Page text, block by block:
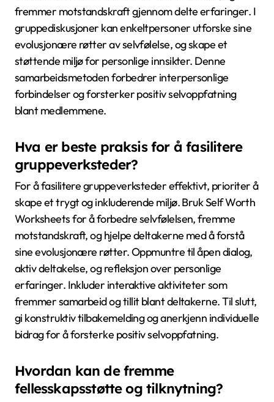
Hvordan kan Self Worth
Worksheets brukes i
gruppeinnstillinger?
Self Worth Worksheets kan effektivt brukes i
gruppeinnstillinger for å fremme kollektiv vekst og
delt forståelse. Disse arbeidsarkene oppmuntrer
fremmer motstandskraft gjennom delte erfaringer. I
gruppediskusjoner kan enkeltpersoner utforske sine
evolusjonære røtter av selvfølelse, og skape et
støttende miljø for personlige innsikter. Denne
samarbeidsmetoden forbedrer interpersonlige
forbindelser og forsterker positiv selvoppfatning
blant medlemmene.
Hva er beste praksis for å fasilitere
gruppeverksteder?
For å fasilitere gruppeverksteder effektivt, prioriter å
skape et trygt og inkluderende miljø. Bruk Self Worth
motstandskraft, og hjelpe deltakerne med å forstå
sine evolusjonære røtter. Oppmuntre til åpen dialog,
aktiv deltakelse, og refleksjon over personlige